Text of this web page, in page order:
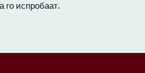
го испробаат.